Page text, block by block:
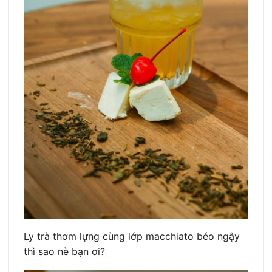
Ly trà thơm lựng cùng lớp macchiato béo ngậy
thì sao nè bạn ơi?